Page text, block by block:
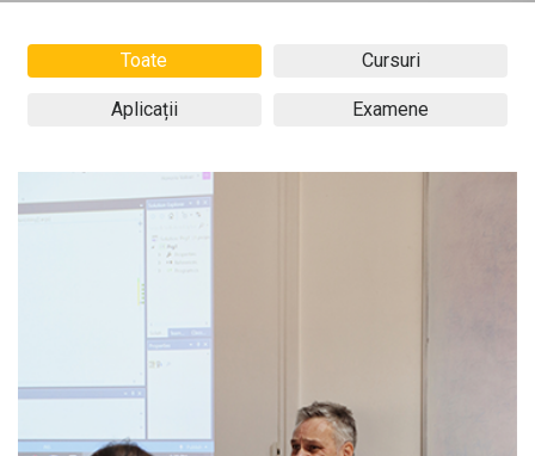
Toate Cursuri
Aplicații Examene